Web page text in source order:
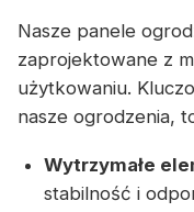
Nasze panele
zaprojektowane z
użytkowaniu.
nasze ogrodzenia,
Wytrzymałe
stabilność i